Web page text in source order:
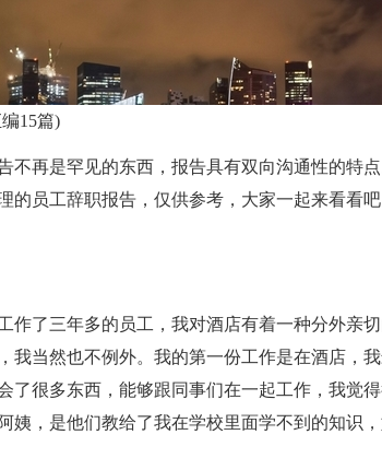
15篇)
不再是罕见的东西，报告具有双向沟通性的特
的员工辞职报告，仅供参考，大家一起来看看吧
作了三年多的员工，我对酒店有着一种分外亲
我当然也不例外。我的第一份工作是在酒店，
了很多东西，能够跟同事们在一起工作，我觉
姨，是他们教给了我在学校里面学不到的知识